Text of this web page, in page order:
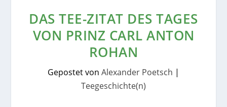
DAS TEE-ZITAT DES TAGES
VON PRINZ CARL ANTON
ROHAN
Gepostet von Alexander Poetsch |
Teegeschichte(n)